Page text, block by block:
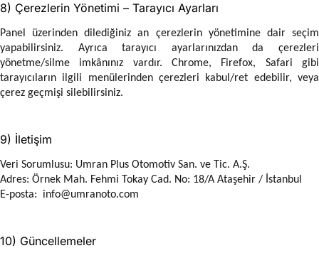
8) Çerezlerin Yönetimi – Tarayıcı Ayarları
Panel üzerinden dilediğiniz an çerezlerin yönetimine dair seçim
yapabilirsiniz. Ayrıca tarayıcı ayarlarınızdan da çerezleri
yönetme/silme imkânınız vardır. Chrome, Firefox, Safari gibi
tarayıcıların ilgili menülerinden çerezleri kabul/ret edebilir, veya
çerez geçmişi silebilirsiniz.
9) İletişim
Veri Sorumlusu: Umran Plus Otomotiv San. ve Tic. A.Ş.
Adres: Örnek Mah. Fehmi Tokay Cad. No: 18/A Ataşehir / İstanbul
E-posta: info@umranoto.com
10) Güncellemeler